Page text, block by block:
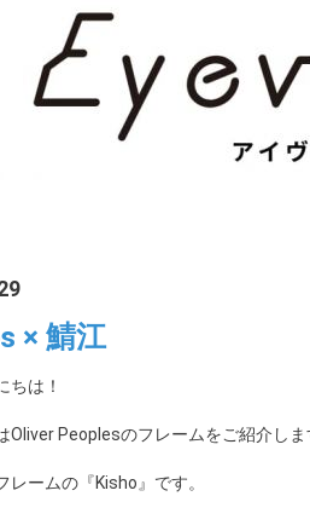
× 鯖江
ちは！
Oliver Peoplesのフレームをご紹介しま
レームの『Kisho』です。